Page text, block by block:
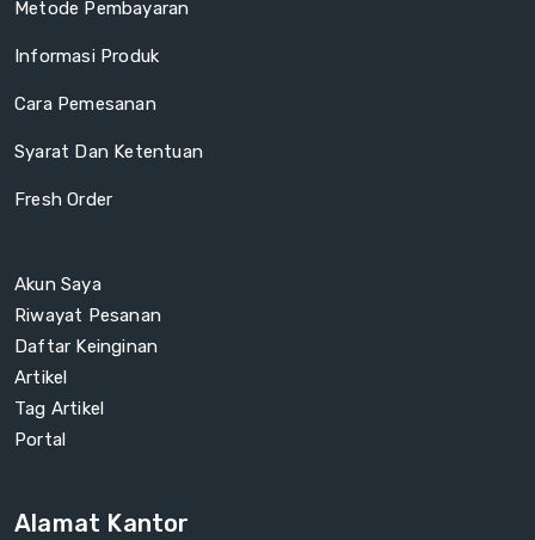
Metode Pembayaran
Informasi Produk
Cara Pemesanan
Syarat Dan Ketentuan
Fresh Order
Akun Saya
Riwayat Pesanan
Daftar Keinginan
Artikel
Tag Artikel
Portal
Alamat Kantor